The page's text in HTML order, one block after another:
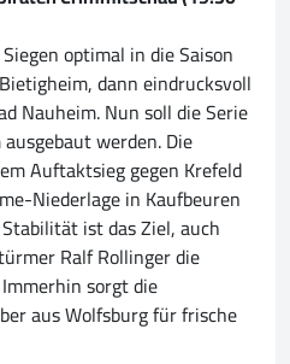
optimal in die Saison
dann eindrucksvoll
Nauheim. Nun soll die Serie
werden. Die
Auftaktsieg gegen Krefeld
Niederlage in Kaufbeuren
ist das Ziel, auch
Ralf Rollinger die
sorgt die
aus Wolfsburg für frische